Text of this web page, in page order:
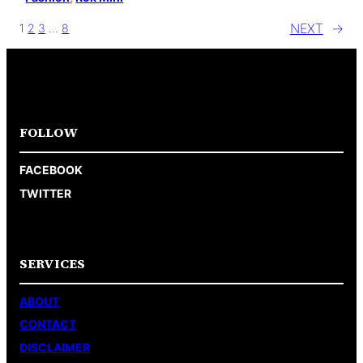
1 2 3 8 NEXT →
FOLLOW
FACEBOOK
TWITTER
SERVICES
ABOUT
CONTACT
DISCLAIMER